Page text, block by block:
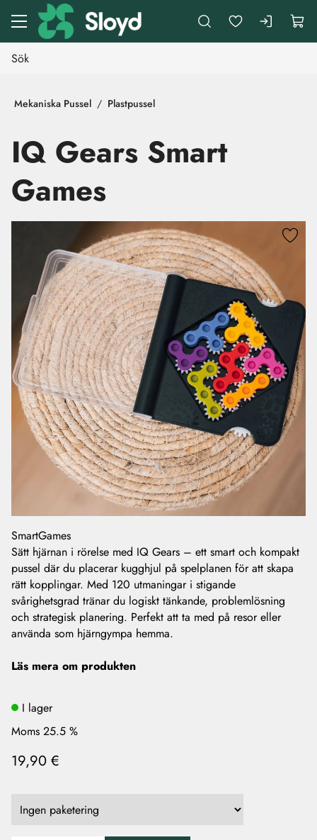
Gå till huvudinnehåll
Mekaniska Pussel Plastpussel
IQ Gears Smart
Games
Hoppa över bilder
SmartGames
Sätt hjärnan i rörelse med IQ Gears – ett smart och kompakt
pussel där du placerar kugghjul på spelplanen för att skapa
rätt kopplingar. Med 120 utmaningar i stigande
svårighetsgrad tränar du logiskt tänkande, problemlösning
och strategisk planering. Perfekt att ta med på resor eller
använda som hjärngympa hemma.
Läs mera om produkten
I lager
Moms 25.5 %
19,90 €